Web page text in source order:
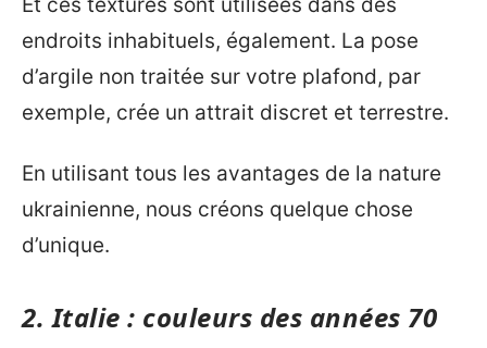
endroits inhabituels, également. La pose
d’argile non traitée sur votre plafond, par
exemple, crée un attrait discret et terrestre.
En utilisant tous les avantages de la nature
ukrainienne, nous créons quelque chose
d’unique.
2.Italie : couleurs des années 70